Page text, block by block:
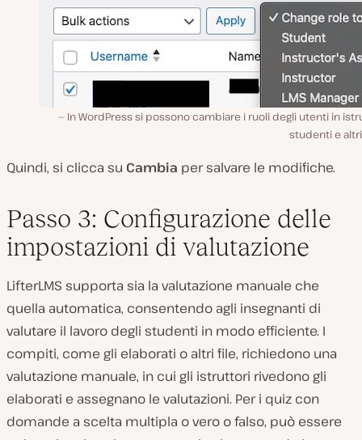
In WordPress si possono cambiare i ruoli degli utenti in
studenti e
Quindi, si clicca su Cambia per salvare le modifiche.
Passo 3: Configurazione delle
impostazioni di valutazione
LifterLMS supporta sia la valutazione manuale che
quella automatica, consentendo agli insegnanti di
valutare il lavoro degli studenti in modo efficiente. I
compiti, come gli elaborati o altri file, richiedono una
valutazione manuale, in cui gli istruttori rivedono gli
elaborati e assegnano le valutazioni. Per i quiz con
domande a scelta multipla o vero o falso, può essere